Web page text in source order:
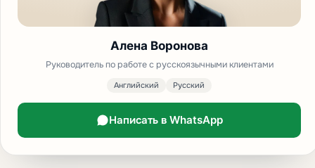
Алена Воронова
Руководитель по работе с русскоязычными клиентами
Английский Русский
Написать в WhatsApp